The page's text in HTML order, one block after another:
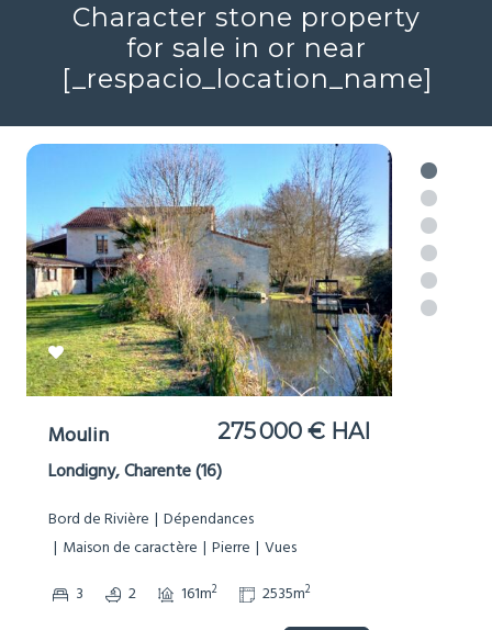
Character stone property
for sale in or near
[_respacio_location_name]
Maison de
Campagne
324 950 €
Cellefrouin, Charente (16)
Dépendances
Gîte/Maison d’Amis
Maison de caractère Pierre